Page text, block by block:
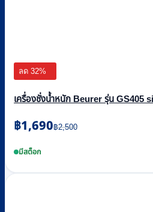
ลด 32%
เครื่องชั่งน้ำหนัก Beurer รุ่น GS405
฿2,500
Original
price
was:
฿1,690
Current
price
is:มีสต็อก